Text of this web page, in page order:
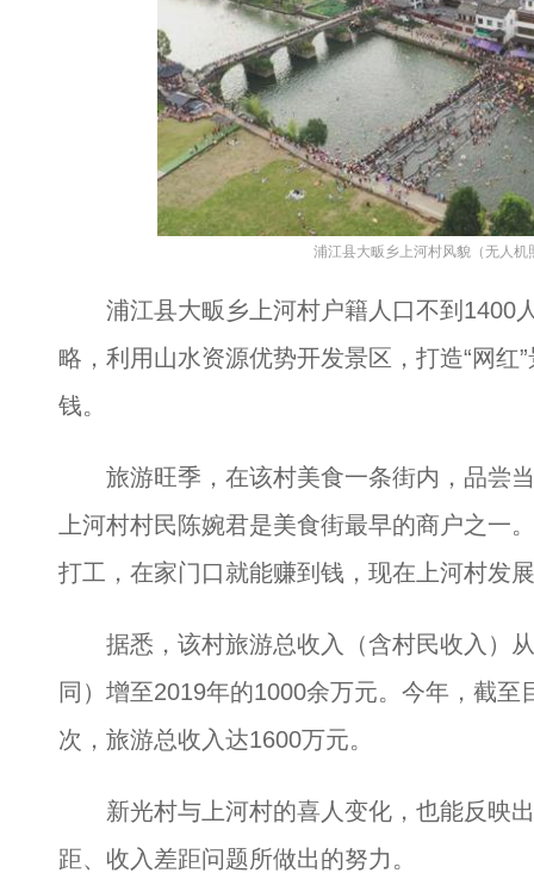
浦江县大畈乡上河村风貌（无人机
浦江县大畈乡上河村户籍人口不到1400
略，利用山水资源优势开发景区，打造“网红
钱。
旅游旺季，在该村美食一条街内，品尝当
上河村村民陈婉君是美食街最早的商户之一
打工，在家门口就能赚到钱，现在上河村发
据悉，该村旅游总收入（含村民收入）从
同）增至2019年的1000余万元。今年，截
次，旅游总收入达1600万元。
新光村与上河村的喜人变化，也能反映出
距、收入差距问题所做出的努力。